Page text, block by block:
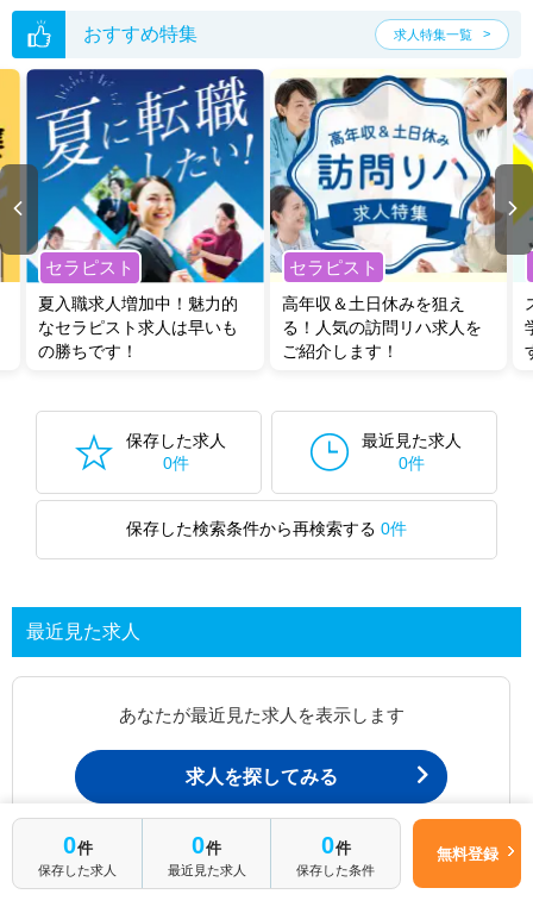
おすすめ特集 求人特集一覧
セラピスト
夏入職求人増加中！魅力的
なセラピスト求人は早いも
の勝ちです！
セラピスト
高年収＆土日休みを狙え
る！人気の訪問リハ求人を
ご紹介します！
保存した求人
0件
最近見た求人
0件
保存した検索条件から再検索する 0件
最近見た求人
あなたが最近見た求人を表示します
求人を探してみる
最近見た求人一覧ページから、
お問い合わせが可能です。
0件
保存した求人
0件
最近見た求人
0件
保存した条件
無料登録